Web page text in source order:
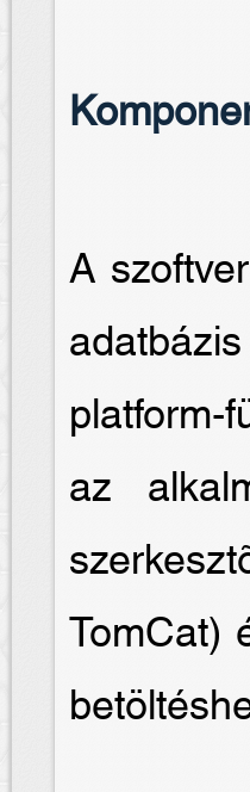
A
platform-
az
TomCat)